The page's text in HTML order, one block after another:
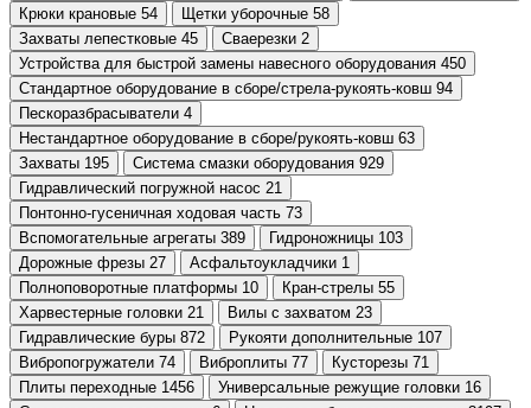
Крюки крановые 54
Щетки уборочные 58
Захваты лепестковые 45
Сваерезки 2
Устройства для быстрой замены навесного оборудования 450
Стандартное оборудование в сборе/стрела-рукоять-ковш 94
Пескоразбрасыватели 4
Нестандартное оборудование в сборе/рукоять-ковш 63
Захваты 195
Система смазки оборудования 929
Гидравлический погружной насос 21
Понтонно-гусеничная ходовая часть 73
Вспомогательные агрегаты 389
Гидроножницы 103
Дорожные фрезы 27
Асфальтоукладчики 1
Полноповоротные платформы 10
Кран-стрелы 55
Харвестерные головки 21
Вилы с захватом 23
Гидравлические буры 872
Рукояти дополнительные 107
Вибропогружатели 74
Виброплиты 77
Кусторезы 71
Плиты переходные 1456
Универсальные режущие головки 16